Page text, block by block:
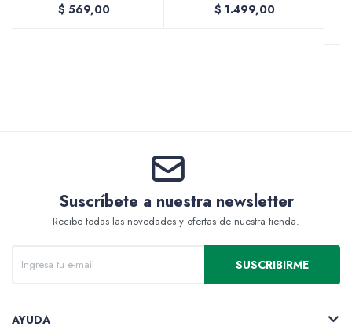
$ 569,00
$ 1.499,00
Suscríbete a nuestra newsletter
Recibe todas las novedades y ofertas de nuestra tienda.
SUSCRIBIRME
AYUDA